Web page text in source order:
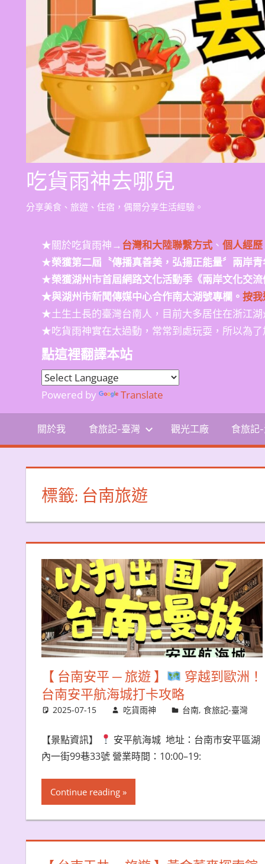
吃貨雨神去哪兒
分享美食、旅遊、住宿，偶爾分享生活經驗。
★關於吃貨雨神→台灣和大陸聯繫方式、 個人經歷
★榮獲第二屆〝傳播真善美，弘揚正能量〞兩岸
★榮獲湖州市首屆網路文化活動季《兩岸文化交
★與湖州市新聞傳媒中心合作南太湖號專欄。 按
★土生土長的臺灣台南人，目前大多居住在浙江湖
★吃貨雨神實在太過動，常常到處玩耍，所以為
點這裡翻譯本站
Powered by Translate
關於我 食旅記-臺灣 觀光工廠 食旅記
標籤: 台南旅遊
【 台南安平 ─ 旅遊 】
穿越到歐洲！
台南安平航海城打卡攻略
2025-07-15 吃貨雨神 台南,食旅記-臺灣
【景點資訊】
安平航海城 地址：台南市安平區湖
內一街99巷33號 營業時間：10:00–19:
Continue reading